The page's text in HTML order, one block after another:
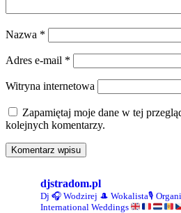
Nazwa *
Adres e-mail *
Witryna internetowa
Zapamiętaj moje dane w tej
kolejnych komentarzy.
djstradom.pl
Dj 🎧 Wodzirej 🎩 Wokalista🎙
International Weddings